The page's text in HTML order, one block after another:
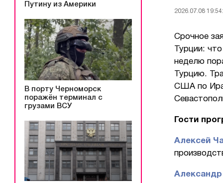
Путину из Америки
В порту Черноморск
поражён терминал с
грузами ВСУ
2026.07.08
Срочное
Турции:
неделю
Турцию.
США по
Гости
Алексей